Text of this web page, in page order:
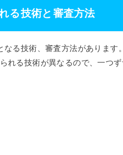
る技術と審査方法
る技術、審査方法があります。
れる技術が異なるので、一つ